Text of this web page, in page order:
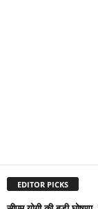
EDITOR PICKS